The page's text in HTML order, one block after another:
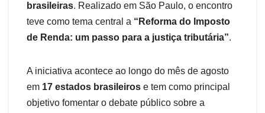
brasileiras. Realizado em São Paulo, o encontro
teve como tema central a “Reforma do Imposto
de Renda: um passo para a justiça tributária”.
A iniciativa acontece ao longo do mês de agosto
em 17 estados brasileiros e tem como principal
objetivo fomentar o debate público sobre a